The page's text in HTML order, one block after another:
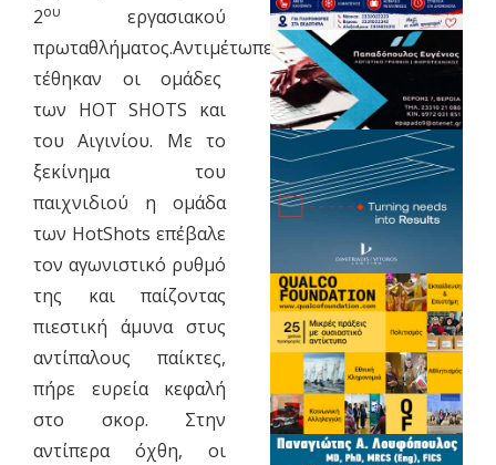
2ου
εργασιακού
πρωταθλήματος.Αντιμέτωπες
τέθηκαν οι ομάδες
των HOT SHOTS και
του Αιγινίου. Με το
ξεκίνημα του
παιχνιδιού η ομάδα
των HotShots επέβαλε
τον αγωνιστικό ρυθμό
της και παίζοντας
πιεστική άμυνα στυς
αντίπαλους παίκτες,
πήρε ευρεία κεφαλή
στο σκορ. Στην
αντίπερα όχθη, οι